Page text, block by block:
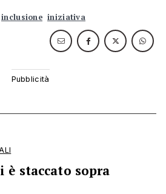
inclusione iniziativa
è staccato sopra